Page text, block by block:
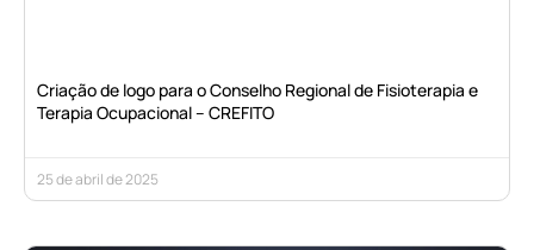
Criação de logo para o Conselho Regional de Fisioterapia e
Terapia Ocupacional – CREFITO
25 de abril de 2025